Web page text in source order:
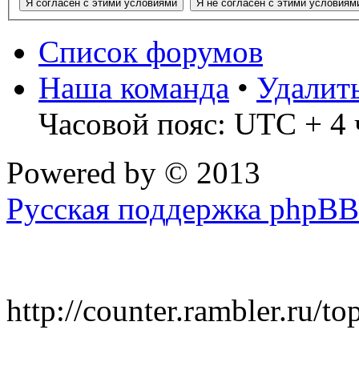
Список форумов
Наша команда •
Часовой пояс: UTC + 4
Powered by © 2013
Русская поддержка phpBB
http://counter.rambler.ru/